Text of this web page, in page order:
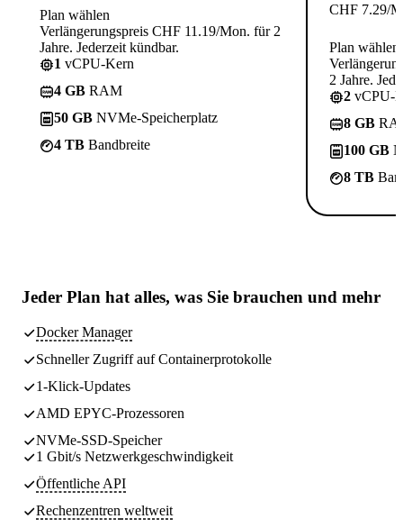
Plan wählen
Verlängerungspreis CHF 11.19/Mon. für 2
Jahre. Jederzeit kündbar.
1 vCPU-Kern
4 GB RAM
50 GB NVMe-Speicherplatz
4 TB Bandbreite
CHF 7.29/
Plan wählen
2 Jahre.
2 vCPU-
8 GB
100 GB
8 TB
Jeder Plan hat alles, was Sie brauchen und mehr
Docker Manager
Schneller Zugriff auf Containerprotokolle
1-Klick-Updates
AMD EPYC-Prozessoren
NVMe-SSD-Speicher
1 Gbit/s Netzwerkgeschwindigkeit
Öffentliche API
Rechenzentren weltweit